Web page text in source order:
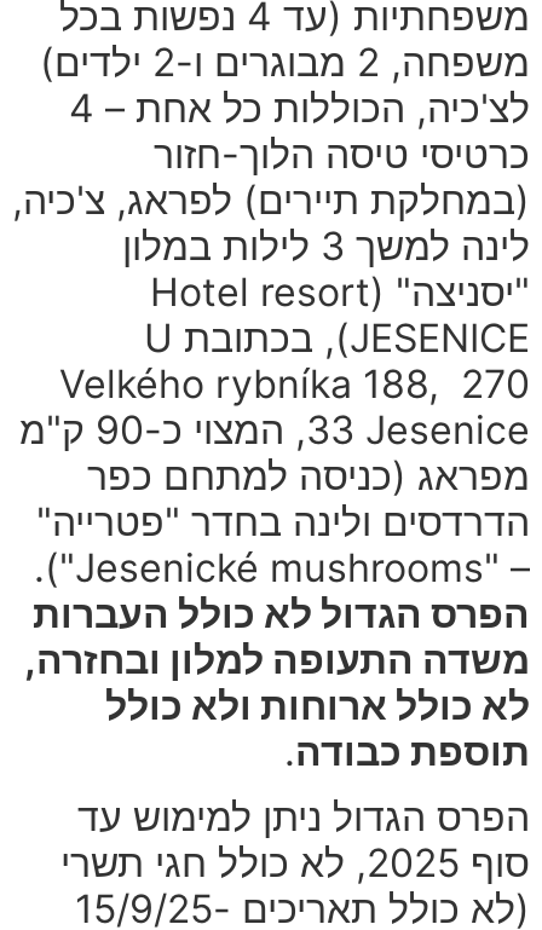
משפחתיות (עד 4 נפשות בכל
משפחה, 2 מבוגרים ו-2 ילדים)
לצ'כיה, הכוללות כל אחת – 4
כרטיסי טיסה הלוך-חזור
(במחלקת תיירים) לפראג, צ'כיה,
לינה למשך 3 לילות במלון
"יסניצה"
(Hotel resort
JESENICE), בכתובת U
Velkého rybníka 188, 270
33 Jesenice
, המצוי כ-90 ק"מ
מפראג (כניסה למתחם כפר
הדרדסים ולינה בחדר "פטרייה"
– "Jesenické mushrooms").
הפרס הגדול לא כולל העברות
משדה התעופה למלון ובחזרה,
לא כולל ארוחות ולא כולל
תוספת כבודה.
הפרס הגדול ניתן למימוש עד
סוף 2025, לא כולל חגי תשרי
(לא כולל תאריכים 15/9/25-